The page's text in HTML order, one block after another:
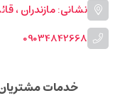
نشانی: مازندران ،
09034842668
خدمات